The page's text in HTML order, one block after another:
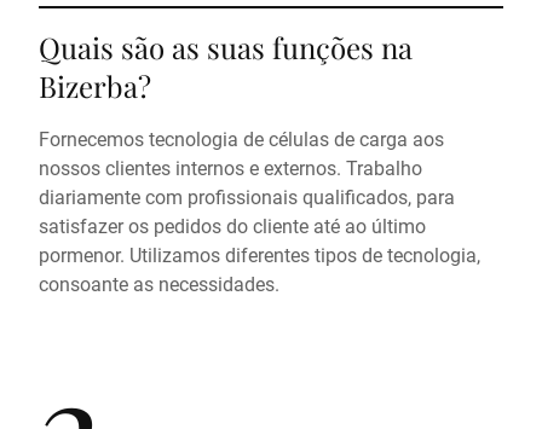
Quais são as suas funções na
Bizerba?
Fornecemos tecnologia de células de carga aos
nossos clientes internos e externos. Trabalho
diariamente com profissionais qualificados, para
satisfazer os pedidos do cliente até ao último
pormenor. Utilizamos diferentes tipos de tecnologia,
consoante as necessidades.